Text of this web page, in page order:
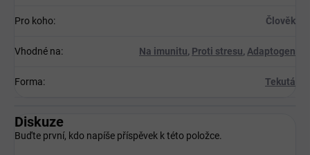
Pro koho: Člověk
Vhodné na: Na imunitu, Proti stresu, Adaptogen
Forma: Tekutá
Diskuze
Buďte první, kdo napíše příspěvek k této položce.